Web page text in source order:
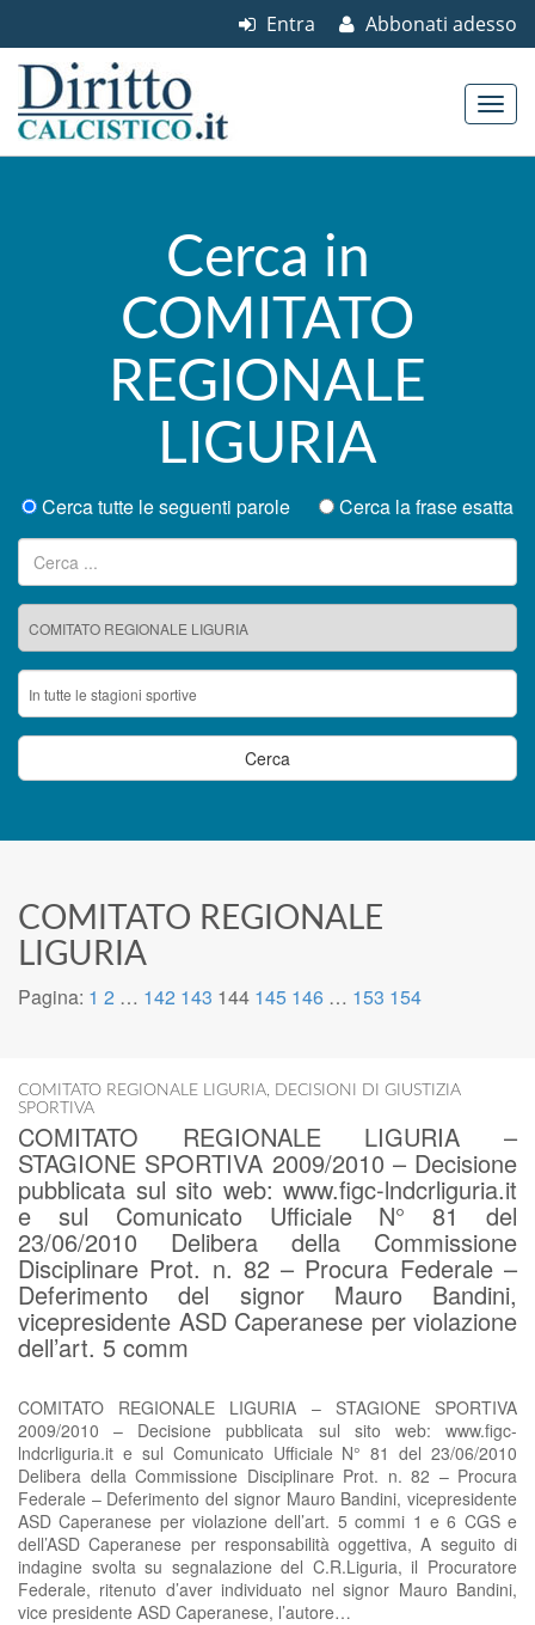
Abbonati adesso
Entra
Cerca in
COMITATO
REGIONALE
LIGURIA
Cerca tutte le seguenti parole
Cerca la frase esatta
Ricerca per:
COMITATO REGIONALE
LIGURIA
Pagina: 1 2 … 142 143 144 145 146 … 153 154
COMITATO REGIONALE LIGURIA, DECISIONI DI GIUSTIZIA
SPORTIVA
COMITATO REGIONALE LIGURIA –
STAGIONE SPORTIVA 2009/2010 – Decisione
pubblicata sul sito web: www.figc-lndcrliguria.it
e sul Comunicato Ufficiale N° 81 del
23/06/2010 Delibera della Commissione
Disciplinare Prot. n. 82 – Procura Federale –
Deferimento del signor Mauro Bandini,
vicepresidente ASD Caperanese per violazione
dell’art. 5 comm
COMITATO REGIONALE LIGURIA – STAGIONE SPORTIVA
2009/2010 – Decisione pubblicata sul sito web: www.figc-
lndcrliguria.it e sul Comunicato Ufficiale N° 81 del 23/06/2010
Delibera della Commissione Disciplinare Prot. n. 82 – Procura
Federale – Deferimento del signor Mauro Bandini, vicepresidente
ASD Caperanese per violazione dell’art. 5 commi 1 e 6 CGS e
dell’ASD Caperanese per responsabilità oggettiva, A seguito di
indagine svolta su segnalazione del C.R.Liguria, il Procuratore
Federale, ritenuto d’aver individuato nel signor Mauro Bandini,
vice presidente ASD Caperanese, l’autore…